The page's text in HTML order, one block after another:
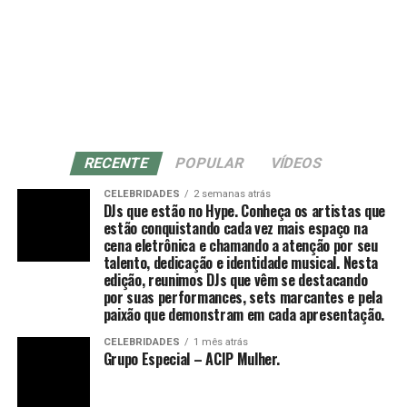
utilizadas para “influenciar” o de-qi: por exemplo,
através de certa manipulação, o de-qi pode,
supostamente, ser transferido do local da agulha para
locais mais distantes do corpo. Outras técnicas
objetivam “tonificar” (chinês: 补; pinyin: bǔ) ou “sedar”
(chinês: 泄; pinyin: xiè) o qi.
As primeiras técnicas são usadas em padrões de
deficiência, as últimas em padrões de excesso de energia.
[61] O de-qi é mais importante na acupuntura chinesa,
enquanto os pacientes ocidentais e japoneses podem
A hérnia de disco ocorre quando um dos discos
amortecedores entre as vértebras — se desloca ou se
rompe, comprimindo nervos ou mesmo a medula
espinhal, estrutura que transmite sinais do cérebro para
o corpo. O impacto pode ser devastador para funções
motoras e sensoriais.
especialista, é a dor que se irradia do pescoço pelo
RECENTE POPULAR VÍDEOS
CELEBRIDADES 2 semanas atrás
DJs que estão no Hype. Conheça os artistas que
estão conquistando cada vez mais espaço na
cena eletrônica e chamando a atenção por seu
talento, dedicação e identidade musical. Nesta
edição, reunimos DJs que vêm se destacando
por suas performances, sets marcantes e pela
paixão que demonstram em cada apresentação.
CELEBRIDADES 1 mês atrás
Grupo Especial – ACIP Mulher.